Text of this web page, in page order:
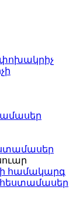
համակարգ